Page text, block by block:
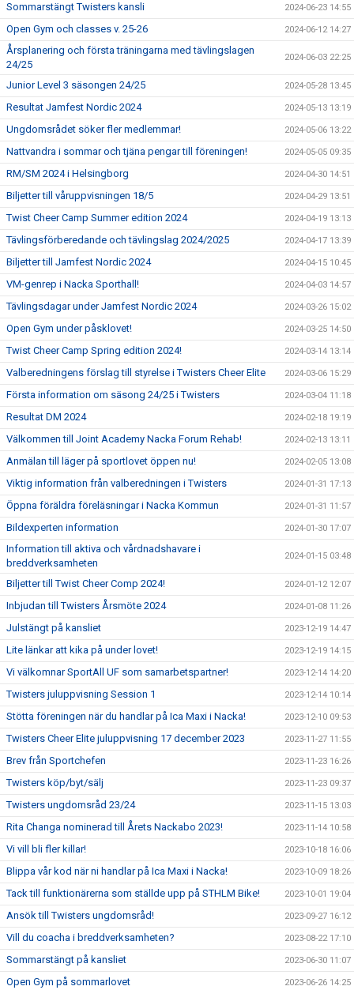
Sommarstängt Twisters kansli 2024-06-23 14:55
Open Gym och classes v. 25-26 2024-06-12 14:27
Årsplanering och första träningarna med tävlingslagen
24/25
2024-06-03 22:25
Junior Level 3 säsongen 24/25 2024-05-28 13:45
Resultat Jamfest Nordic 2024 2024-05-13 13:19
Ungdomsrådet söker fler medlemmar! 2024-05-06 13:22
Nattvandra i sommar och tjäna pengar till föreningen! 2024-05-05 09:35
RM/SM 2024 i Helsingborg 2024-04-30 14:51
Biljetter till våruppvisningen 18/5 2024-04-29 13:51
Twist Cheer Camp Summer edition 2024 2024-04-19 13:13
Tävlingsförberedande och tävlingslag 2024/2025 2024-04-17 13:39
Biljetter till Jamfest Nordic 2024 2024-04-15 10:45
VM-genrep i Nacka Sporthall! 2024-04-03 14:57
Tävlingsdagar under Jamfest Nordic 2024 2024-03-26 15:02
Open Gym under påsklovet! 2024-03-25 14:50
Twist Cheer Camp Spring edition 2024! 2024-03-14 13:14
Valberedningens förslag till styrelse i Twisters Cheer Elite 2024-03-06 15:29
Första information om säsong 24/25 i Twisters 2024-03-04 11:18
Resultat DM 2024 2024-02-18 19:19
Välkommen till Joint Academy Nacka Forum Rehab! 2024-02-13 13:11
Anmälan till läger på sportlovet öppen nu! 2024-02-05 13:08
Viktig information från valberedningen i Twisters 2024-01-31 17:13
Öppna föräldra föreläsningar i Nacka Kommun 2024-01-31 11:57
Bildexperten information 2024-01-30 17:07
Information till aktiva och vårdnadshavare i
breddverksamheten
2024-01-15 03:48
Biljetter till Twist Cheer Comp 2024! 2024-01-12 12:07
Inbjudan till Twisters Årsmöte 2024 2024-01-08 11:26
Julstängt på kansliet 2023-12-19 14:47
Lite länkar att kika på under lovet! 2023-12-19 14:15
Vi välkomnar SportAll UF som samarbetspartner! 2023-12-14 14:20
Twisters juluppvisning Session 1 2023-12-14 10:14
Stötta föreningen när du handlar på Ica Maxi i Nacka! 2023-12-10 09:53
Twisters Cheer Elite juluppvisning 17 december 2023 2023-11-27 11:55
Brev från Sportchefen 2023-11-23 16:26
Twisters köp/byt/sälj 2023-11-23 09:37
Twisters ungdomsråd 23/24 2023-11-15 13:03
Rita Changa nominerad till Årets Nackabo 2023! 2023-11-14 10:58
Vi vill bli fler killar! 2023-10-18 16:06
Blippa vår kod när ni handlar på Ica Maxi i Nacka! 2023-10-09 18:26
Tack till funktionärerna som ställde upp på STHLM Bike! 2023-10-01 19:04
Ansök till Twisters ungdomsråd! 2023-09-27 16:12
Vill du coacha i breddverksamheten? 2023-08-22 17:10
Sommarstängt på kansliet 2023-06-30 11:07
Open Gym på sommarlovet 2023-06-26 14:25